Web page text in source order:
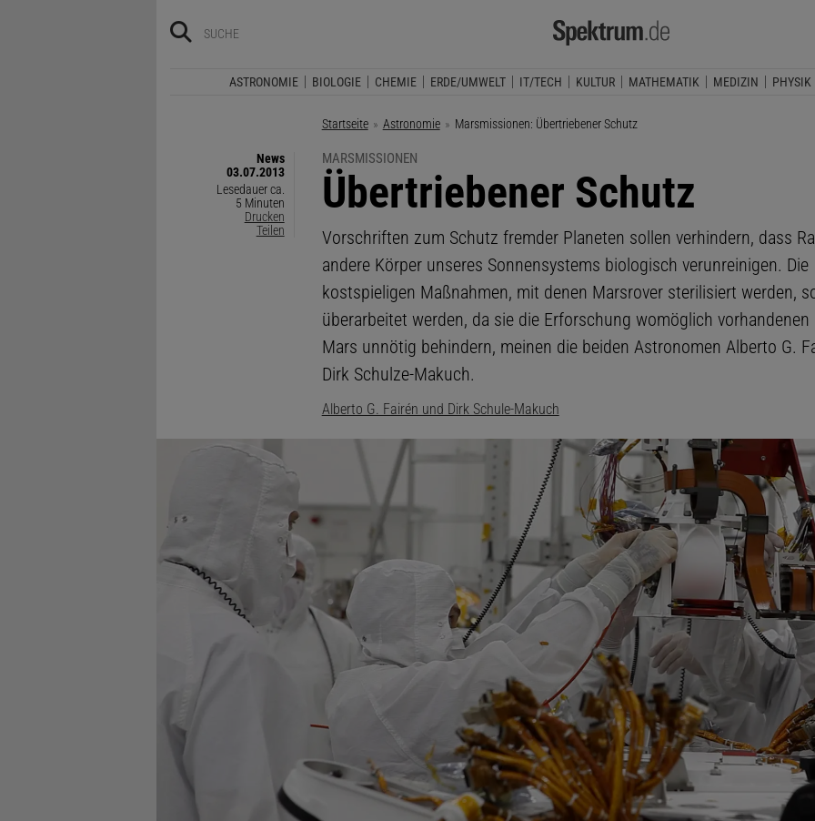
ASTRONOMIE BIOLOGIE CHEMIE ERDE/UMWELT IT/TECH KULTUR MATHEMATIK MEDIZIN PHYSIK
Startseite Astronomie Aktuelle Seite:
Marsmissionen: Übertriebener Schutz
News
03.07.2013
Lesedauer ca.
5 Minuten
Drucken
Teilen
MARSMISSIONEN
:
Übertriebener Schutz
Vorschriften zum Schutz fremder Planeten sollen verhindern, dass
andere Körper unseres Sonnensystems biologisch verunreinigen. Die
kostspieligen Maßnahmen, mit denen Marsrover sterilisiert werden,
überarbeitet werden, da sie die Erforschung womöglich vorhandenen
Mars unnötig behindern, meinen die beiden Astronomen Alberto G.
Dirk Schulze-Makuch.
Alberto G. Fairén und Dirk Schule-Makuch